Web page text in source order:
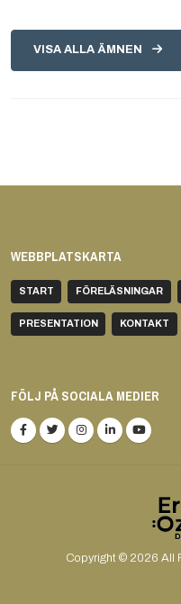
VISA ALLA ÄMNEN
WEBBPLATSKARTA
START FÖRELÄSNINGAR
PRESENTATION KONTAKT
FÖLJ PÅ SOCIALA MEDIER
Copyright © 2026 All